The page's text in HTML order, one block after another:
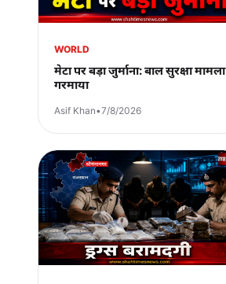
WORLD
मेटा पर बड़ा जुर्माना: बाल सुरक्षा मामला
गरमाया
Asif Khan•7/8/2026